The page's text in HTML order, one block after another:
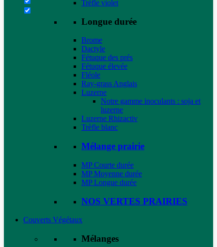
Trèfle violet
Longue durée
Brome
Dactyle
Fétuque des prés
Fétuque élevée
Fléole
Ray-grass Anglais
Luzerne
Notre gamme inoculants : soja et
luzerne
Luzerne Rhizactiv
Trèfle blanc
Mélange prairie
MP Courte durée
MP Moyenne durée
MP Longue durée
NOS VERTES PRAIRIES
Couverts Végétaux
Mélanges